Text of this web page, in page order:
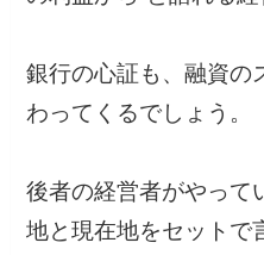
銀行の心証も、融資の
わってくるでしょう。
後者の経営者がやって
地と現在地をセットで